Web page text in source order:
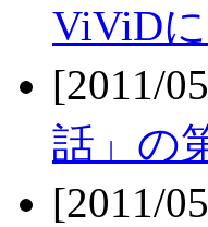
ViViD
[2011/
話」の
[2011/